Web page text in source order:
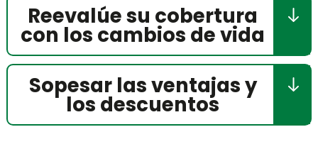
Reevalúe su cobertura
con los cambios de vida
Sopesar las ventajas y
los descuentos